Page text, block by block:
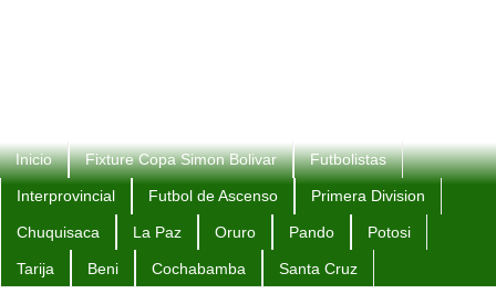
Inicio Fixture Copa Simon Bolivar Futbolistas
Interprovincial Futbol de Ascenso Primera Division
Chuquisaca La Paz Oruro Pando Potosi
Tarija Beni Cochabamba Santa Cruz